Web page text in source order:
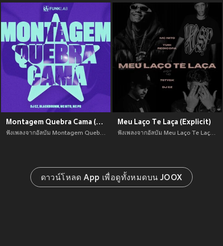
Montagem Quebra Cama (Explicit)
ฟังเพลงจากอัลบัม Montagem Quebra Cama (Explicit) เพลงใหม่จาก อัพเดทเพลงใหม่ล่าสุดก่อนใคร ตลอดปี 2021
Meu Laço Te Laça (Explicit)
ฟังเพลงจากอัลบัม Meu Laço Te Laça (Explicit) เพลงใหม่จาก อัพเดทเพลงใหม่ล่าสุดก่อนใคร ตลอดปี 2021
ดาวน์โหลด App เพื่อดูทั้งหมดบน JOOX